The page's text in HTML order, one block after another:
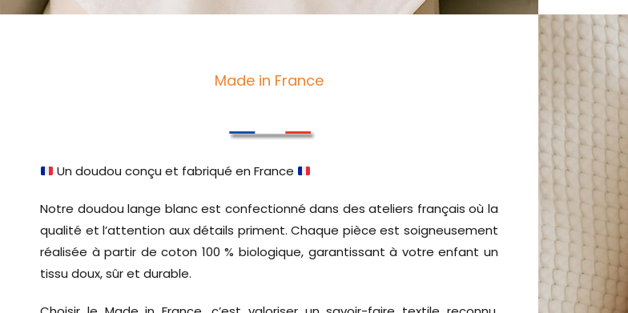
Made in France
Un doudou conçu et fabriqué en France
Notre doudou lange blanc est confectionné dans des ateliers français où la
qualité et l’attention aux détails priment. Chaque pièce est soigneusement
réalisée à partir de coton 100 % biologique, garantissant à votre enfant un
tissu doux, sûr et durable.